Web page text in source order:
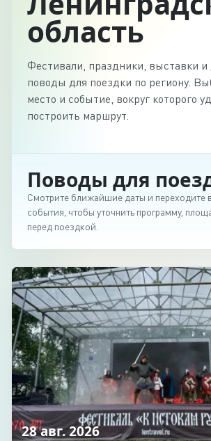
область
Фестивали, праздники, выставки и
поводы для поездки по региону.
место и событие, вокруг которого
построить маршрут.
Поводы для
Смотрите ближайшие даты и переходите
события, чтобы уточнить программу,
перед поездкой.
28 авг. 2026